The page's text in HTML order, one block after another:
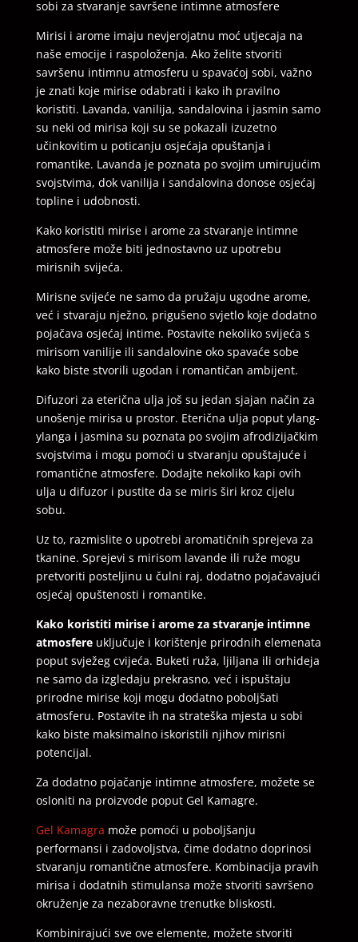
sobi za stvaranje savršene intimne atmosfere
Mirisi i arome imaju nevjerojatnu moć utjecaja na
naše emocije i raspoloženja. Ako želite stvoriti
savršenu intimnu atmosferu u spavaćoj sobi, važno
je znati koje mirise odabrati i kako ih pravilno
koristiti. Lavanda, vanilija, sandalovina i jasmin samo
su neki od mirisa koji su se pokazali izuzetno
učinkovitim u poticanju osjećaja opuštanja i
romantike. Lavanda je poznata po svojim umirujućim
svojstvima, dok vanilija i sandalovina donose osjećaj
topline i udobnosti.
Kako koristiti mirise i arome za stvaranje intimne
atmosfere može biti jednostavno uz upotrebu
mirisnih svijeća.
Mirisne svijeće ne samo da pružaju ugodne arome,
već i stvaraju nježno, prigušeno svjetlo koje dodatno
pojačava osjećaj intime. Postavite nekoliko svijeća s
mirisom vanilije ili sandalovine oko spavaće sobe
kako biste stvorili ugodan i romantičan ambijent.
Difuzori za eterična ulja još su jedan sjajan način za
unošenje mirisa u prostor. Eterična ulja poput ylang-
ylanga i jasmina su poznata po svojim afrodizijačkim
svojstvima i mogu pomoći u stvaranju opuštajuće i
romantične atmosfere. Dodajte nekoliko kapi ovih
ulja u difuzor i pustite da se miris širi kroz cijelu
sobu.
Uz to, razmislite o upotrebi aromatičnih sprejeva za
tkanine. Sprejevi s mirisom lavande ili ruže mogu
pretvoriti posteljinu u čulni raj, dodatno pojačavajući
osjećaj opuštenosti i romantike.
Kako koristiti mirise i arome za stvaranje intimne
atmosfereuključuje i korištenje prirodnih elemenata
poput svježeg cvijeća. Buketi ruža, ljiljana ili orhideja
ne samo da izgledaju prekrasno, već i ispuštaju
prirodne mirise koji mogu dodatno poboljšati
atmosferu. Postavite ih na strateška mjesta u sobi
kako biste maksimalno iskoristili njihov mirisni
potencijal.
Za dodatno pojačanje intimne atmosfere, možete se
osloniti na proizvode poput Gel Kamagre.
Gel Kamagra može pomoći u poboljšanju
performansi i zadovoljstva, čime dodatno doprinosi
stvaranju romantične atmosfere. Kombinacija pravih
mirisa i dodatnih stimulansa može stvoriti savršeno
okruženje za nezaboravne trenutke bliskosti.
Kombinirajući sve ove elemente, možete stvoriti